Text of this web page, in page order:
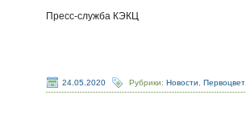
Пресс-служба КЭКЦ
24.05.2020 Рубрики:Новости ,Первоцвет